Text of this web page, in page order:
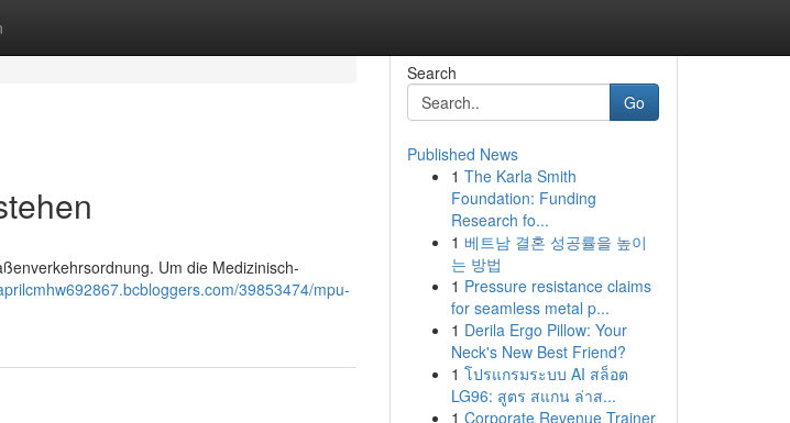
Um die Medizinisch-
39853474/mpu-
Search
Go
Published News
1 The Karla Smith
Foundation: Funding
Research fo...
1 베트남 결혼 성공률을 높이
는 방법
1 Pressure resistance claims
for seamless metal p...
1 Derila Ergo Pillow: Your
Neck's New Best Friend?
1 โปรแกรมระบบ AI สล็อต
LG96: สูตร สแกน ล่าส...
1 Corporate Revenue Trainer